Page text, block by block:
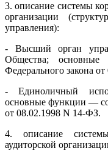
3. описание системы
организации
управления):
- Высший орган
Общества;
Федерального закона
- Единоличный
основные функции —
от 08.02.1998 N 14-ФЗ.
4. описание
аудиторской